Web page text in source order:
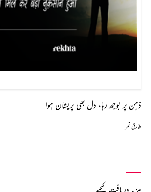
ذہن پر بوجھ رہا، دل بھی پریشان ہوا
طارق قمر
مزید دریافت کیجیے